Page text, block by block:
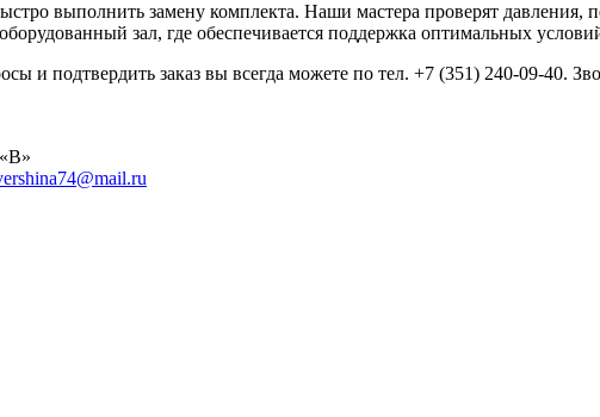
выполнить замену комплекта. Наши мастера проверят
зал, где обеспечивается поддержка оптимальных
и подтвердить заказ вы всегда можете по тел. +7 (351) 240-09-40.